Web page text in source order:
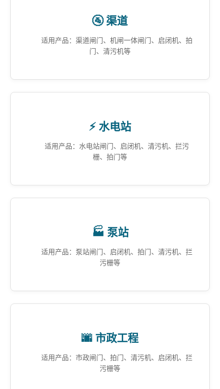
🚰 渠道
适用产品：渠道闸门、机闸一体闸门、启闭机、拍
门、清污机等
⚡ 水电站
适用产品：水电站闸门、启闭机、清污机、拦污
栅、拍门等
🏭 泵站
适用产品：泵站闸门、启闭机、拍门、清污机、拦
污栅等
🌆 市政工程
适用产品：市政闸门、拍门、清污机、启闭机、拦
污栅等